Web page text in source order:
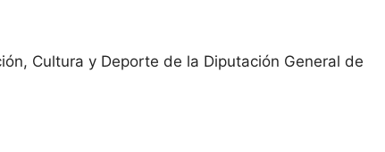
Cultura y Deporte de la Diputación General de